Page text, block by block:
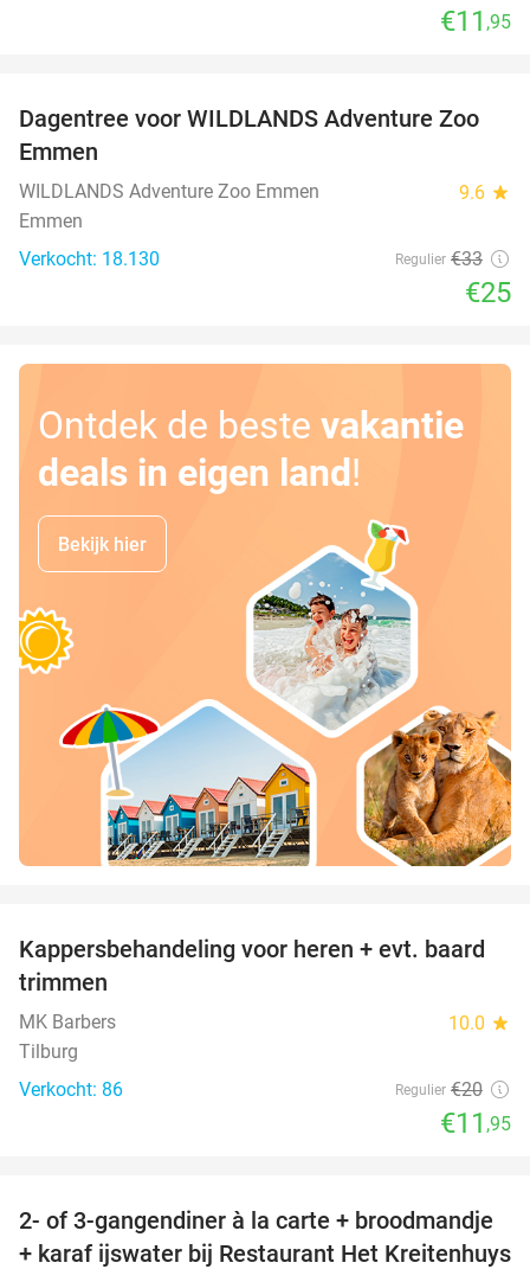
€11 ,95
24%
Dagentree voor WILDLANDS Adventure Zoo
Emmen
WILDLANDS Adventure Zoo Emmen 9.6 star
Emmen
Verkocht: 18.130
Regulier €33
€25
Ontdek de beste vakantie
deals in eigen land!
Bekijk hier
40%
Kappersbehandeling voor heren + evt. baard
trimmen
MK Barbers 10.0 star
Tilburg
Verkocht: 86
Regulier €20
€11 ,95
38%
2- of 3-gangendiner à la carte + broodmandje
+ karaf ijswater bij Restaurant Het Kreitenhuys